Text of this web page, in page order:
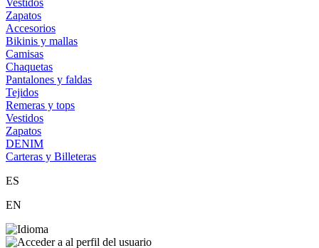
Vestidos
Zapatos
Accesorios
Bikinis y mallas
Camisas
Chaquetas
Pantalones y faldas
Tejidos
Remeras y tops
Vestidos
Zapatos
DENIM
Carteras y Billeteras
ES
EN